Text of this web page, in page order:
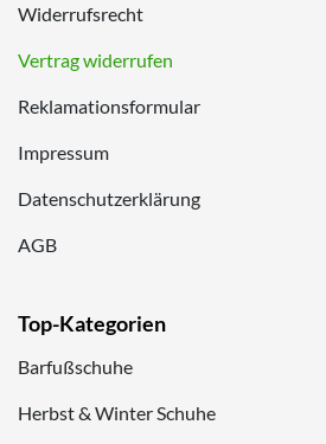
Widerrufsrecht
Vertrag widerrufen
Reklamationsformular
Impressum
Datenschutzerklärung
AGB
Top-Kategorien
Barfußschuhe
Herbst & Winter Schuhe